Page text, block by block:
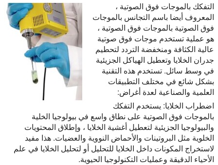
التفكك بالموجات فوق الصوتية ،
المعروف أيضا باسم التجانس بالموجات
فوق الصوتية بالموجات فوق الصوتية ،
هو عملية تستخدم موجات فوق صوتية
عالية الكثافة ومنخفضة التردد لتحطيم
جدران الخلايا وتعطيل الهياكل الجزيئية
في وسط سائل. تستخدم هذه التقنية
بشكل شائع في مختلف التطبيقات
العلمية والصناعية لعدة أغراض:
اضطراب الخلايا: يستخدم التفكك
بالموجات فوق الصوتية على نطاق واسع في بيولوجيا الخلية
والبيولوجيا الجزيئية لتعطيل أغشية الخلايا ، وإطلاق المحتويات
الخلوية مثل البروتينات والأحماض النووية والعضيات. هذا مفيد
لاستخراج المكونات داخل الخلايا للتحليل أو لتحليل الخلايا في علم
الأحياء الدقيقة وعمليات التكنولوجيا الحيوية.